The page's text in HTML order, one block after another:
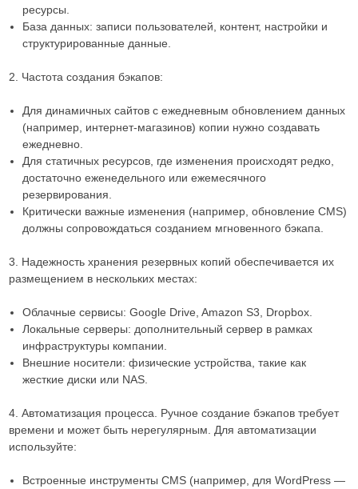
ресурсы.
База данных: записи пользователей, контент, настройки и
структурированные данные.
2. Частота создания бэкапов:
Для динамичных сайтов с ежедневным обновлением данных
(например, интернет-магазинов) копии нужно создавать
ежедневно.
Для статичных ресурсов, где изменения происходят редко,
достаточно еженедельного или ежемесячного
резервирования.
Критически важные изменения (например, обновление CMS)
должны сопровождаться созданием мгновенного бэкапа.
3. Надежность хранения резервных копий обеспечивается их
размещением в нескольких местах:
Облачные сервисы: Google Drive, Amazon S3, Dropbox.
Локальные серверы: дополнительный сервер в рамках
инфраструктуры компании.
Внешние носители: физические устройства, такие как
жесткие диски или NAS.
4. Автоматизация процесса. Ручное создание бэкапов требует
времени и может быть нерегулярным. Для автоматизации
используйте:
Встроенные инструменты CMS (например, для WordPress —